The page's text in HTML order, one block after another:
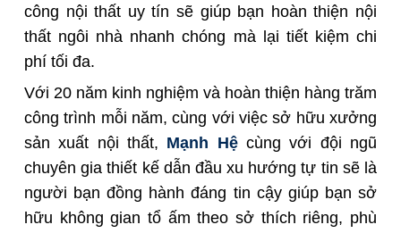
công nội thất uy tín sẽ giúp bạn hoàn thiện nội
thất ngôi nhà nhanh chóng mà lại tiết kiệm chi
phí tối đa.
Với 20 năm kinh nghiệm và hoàn thiện hàng trăm
công trình mỗi năm, cùng với việc sở hữu xưởng
sản xuất nội thất, Mạnh Hệcùng với đội ngũ
chuyên gia thiết kế dẫn đầu xu hướng tự tin sẽ là
người bạn đồng hành đáng tin cậy giúp bạn sở
hữu không gian tổ ấm theo sở thích riêng, phù